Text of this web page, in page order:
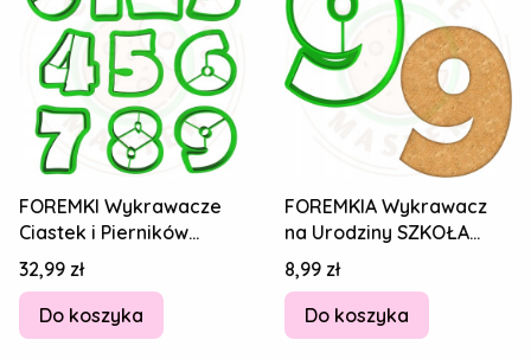
FOREMKI Wykrawacze
Ciastek i Pierników
EDUKACYJNE ZESTAW
Cyfry Numerki 4 cm
Cena
32,99 zł
Do koszyka
FOREMKIA Wykrawacz
na Urodziny SZKOŁA
STUDIA NAUKA Cyfra
Numer Liczba 9 8cm
Cena
8,99 zł
Do koszyka